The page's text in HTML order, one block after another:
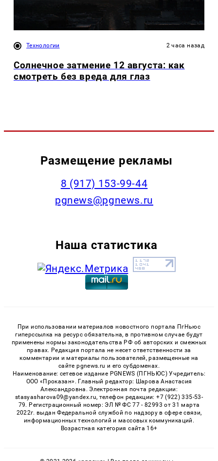
Технологии 2 часа назад
Солнечное затмение 12 августа: как
смотреть без вреда для глаз
Размещение рекламы
‭8 (917) 153-99-44
pgnews@pgnews.ru
Наша статистика
При использовании материалов новостного портала ПгНьюс
гиперссылка на ресурс обязательна, в противном случае будут
применены нормы законодательства РФ об авторских и смежных
правах. Редакция портала не несет ответственности за
комментарии и материалы пользователей, размещенные на
сайте pgnews.ru и его субдоменах.
Наименование: сетевое издание PGNEWS (ПГНЬЮС) Учредитель:
ООО «Проказан». Главный редактор: Шарова Анастасия
Александровна. Электронная почта редакции:
stasyasharova09@yandex.ru, телефон редакции: +7 (922) 335-53-
79. Регистрационный номер: ЭЛ № ФС 77 - 82993 от 31 марта
2022г. выдан Федеральной службой по надзору в сфере связи,
информационных технологий и массовых коммуникаций.
Возрастная категория сайта 16+